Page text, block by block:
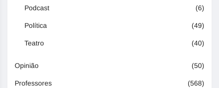
Podcast (6)
Política (49)
Teatro (40)
Opinião (50)
Professores (568)